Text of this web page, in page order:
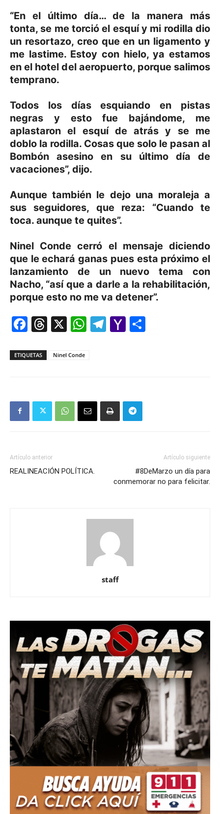
“En el último día… de la manera más
tonta, se me torció el esquí y mi rodilla dio
un resortazo, creo que en un ligamento y
me lastime. Estoy con hielo, ya estamos
en el hotel del aeropuerto, porque salimos
temprano.
Todos los días esquiando en pistas
negras y esto fue bajándome, me
aplastaron el esquí de atrás y se me
doblo la rodilla. Cosas que solo le pasan al
Bombón asesino en su último día de
vacaciones”, dijo.
Aunque también le dejo una moraleja a
sus seguidores, que reza: “Cuando te
toca. aunque te quites”.
Ninel Conde cerró el mensaje diciendo
que le echará ganas pues esta próximo el
lanzamiento de un nuevo tema con
Nacho, “así que a darle a la rehabilitación,
porque esto no me va detener”.
Facebook
Threads
X WhatsApp
Telegram
Yahoo
ETIQUETAS Ninel Conde
Artículo anterior
REALINEACIÓN POLÍTICA.
Artículo siguiente
#8DeMarzo un día para
conmemorar no para felicitar.
staff